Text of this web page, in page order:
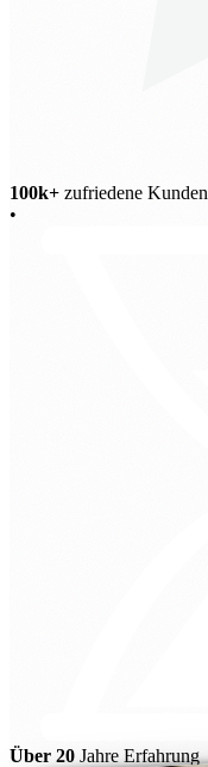
100k+ zufriedene Kunden
•
Über 20 Jahre Erfahrung